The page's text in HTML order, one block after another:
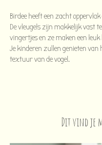
Birdee heeft een zacht
De vleugels zijn makkelijk vast
vingertjes en ze maken een
Je kinderen zullen genieten van
textuur van de vogel.
Dit vind je